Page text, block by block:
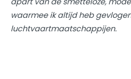
waarmee ik altijd heb
luchtvaartmaatschappijen.